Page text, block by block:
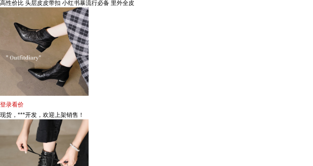
高性价比 头层皮皮带扣 小红书暴流行必备 里外全皮
登录看价
现货，***开发，欢迎上架销售！